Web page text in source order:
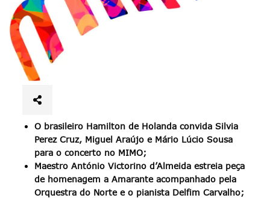
Filtros
O brasileiro Hamilton de Holanda convida Silvia
Perez Cruz, Miguel Araújo e Mário Lúcio Sousa
para o concerto no MIMO;
Maestro António Victorino d’Almeida estreia peça
de homenagem a Amarante acompanhado pela
Orquestra do Norte e o pianista Delfim Carvalho;